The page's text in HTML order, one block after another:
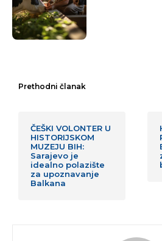
Prethodni članak
ČEŠKI VOLONTER U
HISTORIJSKOM
MUZEJU BIH:
Sarajevo je
idealno polazište
za upoznavanje
Balkana